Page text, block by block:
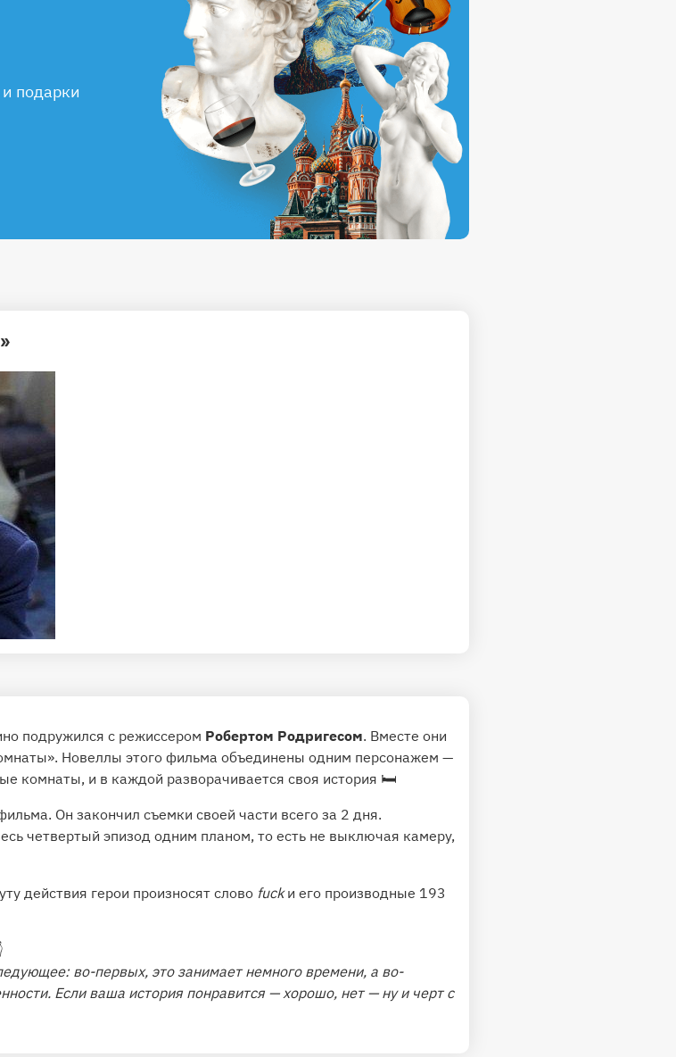
подарки
подружился с режиссером Робертом Родригесом. Вместе они
Новеллы этого фильма объединены одним персонажем —
комнаты, и в каждой разворачивается своя история 🛏
Он закончил съемки своей части всего за 2 дня.
четвертый эпизод одним планом, то есть не выключая камеру,
действия герои произносят слово fuckи его производные 193
во-первых, это занимает немного времени, а во-
Если ваша история понравится — хорошо, нет — ну и черт с